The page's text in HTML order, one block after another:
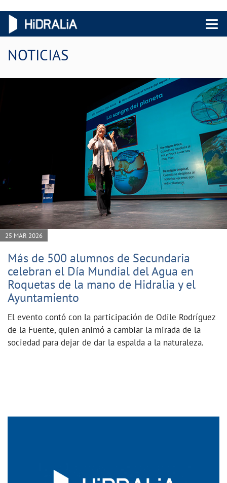
Menu
NOTICIAS
25 MAR 2026
Más de 500 alumnos de Secundaria
celebran el Día Mundial del Agua en
Roquetas de la mano de Hidralia y el
Ayuntamiento
El evento contó con la participación de Odile Rodríguez
de la Fuente, quien animó a cambiar la mirada de la
sociedad para dejar de dar la espalda a la naturaleza.